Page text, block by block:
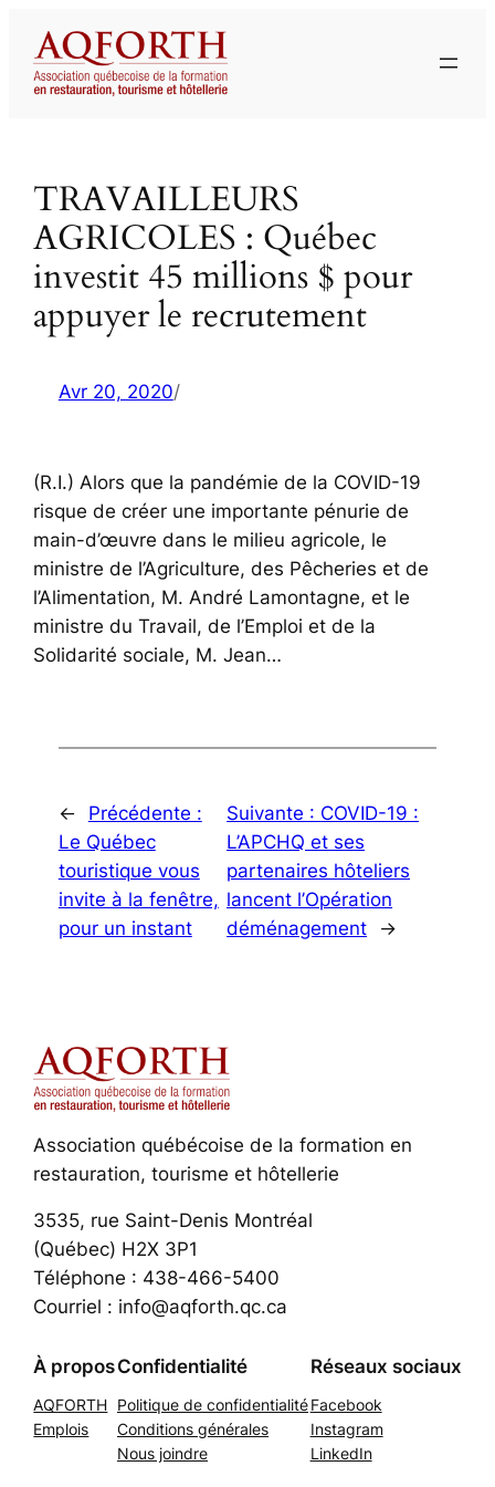
contenu
TRAVAILLEURS
AGRICOLES : Québec
investit 45 millions $ pour
appuyer le recrutement
Avr 20, 2020/
(R.I.) Alors que la pandémie de la COVID-19
risque de créer une importante pénurie de
main-d’œuvre dans le milieu agricole, le
ministre de l’Agriculture, des Pêcheries et de
l’Alimentation, M. André Lamontagne, et le
ministre du Travail, de l’Emploi et de la
Solidarité sociale, M. Jean…
←
Précédente :
Le Québec
touristique vous
invite à la fenêtre,
pour un instant
Suivante : COVID-19 :
L’APCHQ et ses
partenaires hôteliers
lancent l’Opération
déménagement
→
Association québécoise de la formation en
restauration, tourisme et hôtellerie
3535, rue Saint-Denis Montréal
(Québec) H2X 3P1
Téléphone : 438-466-5400
Courriel : info@aqforth.qc.ca
À propos
AQFORTH
Emplois
Confidentialité
Politique de confidentialité
Conditions générales
Nous joindre
Réseaux sociaux
Facebook
Instagram
LinkedIn